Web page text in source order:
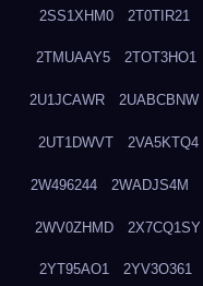
2SS1XHM0 2T0TIR21
2TMUAAY5 2TOT3HO1
2U1JCAWR 2UABCBNW
2UT1DWVT 2VA5KTQ4
2W496244 2WADJS4M
2WV0ZHMD 2X7CQ1SY
2YT95AO1 2YV3O361